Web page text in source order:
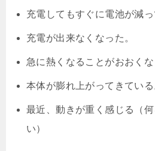
充電してもすぐに電池が減っ
充電が出来なくなった。
急に熱くなることがおおくな
本体が膨れ上がってきている
最近、動きが重く感じる（
い）